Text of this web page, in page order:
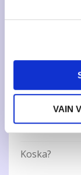
VAIN
INFO
Koska?